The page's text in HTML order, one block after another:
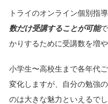
トライのオンライン個別指
数だけ受講することが可能
かりするために受講数を増
小学生〜高校生まで各年代
変化しますが、自分の勉強
のは大きな魅力といえるでし